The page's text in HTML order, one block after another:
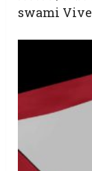
swami